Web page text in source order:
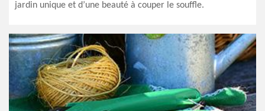
jardin unique et d’une beauté à couper le souffle.